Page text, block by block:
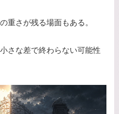
重さが残る場面もある。
さな差で終わらない可能性